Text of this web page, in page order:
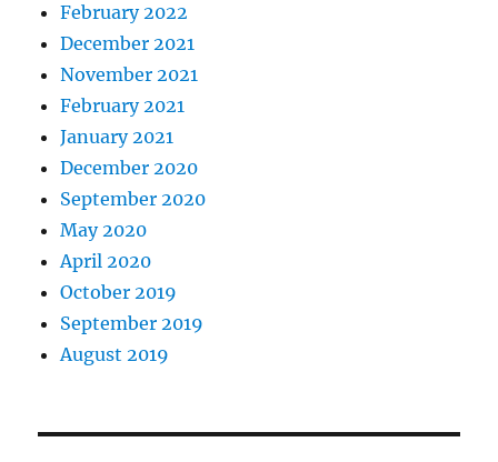
February 2022
December 2021
November 2021
February 2021
January 2021
December 2020
September 2020
May 2020
April 2020
October 2019
September 2019
August 2019